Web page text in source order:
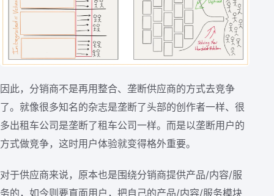
因此，分销商不是再用整合、垄断供应商的方式去竞争
了。就像很多知名的杂志是垄断了头部的创作者一样、很
多出租车公司是垄断了租车公司一样。而是以垄断用户的
方式做竞争，这时用户体验就变得格外重要。
对于供应商来说，原本也是围绕分销商提供产品/内容/服
务的，如今则要直面用户，把自己的产品/内容/服务模块